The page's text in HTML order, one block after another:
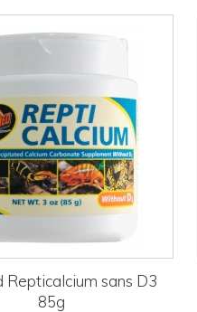
Repticalcium sans D3
85g